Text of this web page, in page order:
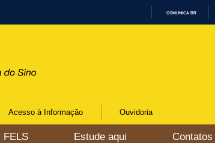
D
COMUNICA BR
Acesso à Informação Ouvidoria
FELS Estude aqui Contatos